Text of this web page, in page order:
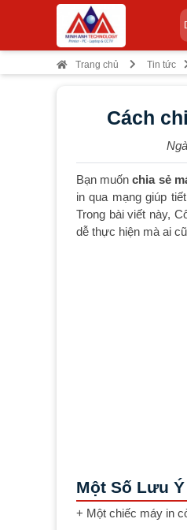
Trang chủ Tin tức
Cách
Bạn muốn chia sẻ
in qua mạng giúp
Trong bài viết này,
dễ thực hiện mà ai
Một Số Lưu
+ Một chiếc máy in